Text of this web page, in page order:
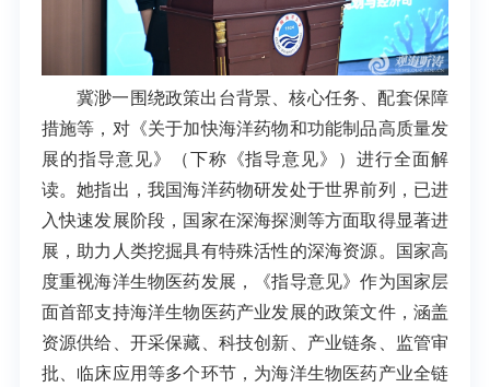
冀渺一围绕政策出台背景、核心任务、配套保障
措施等，对《关于加快海洋药物和功能制品高质量发
展的指导意见》（下称《指导意见》）进行全面解
读。她指出，我国海洋药物研发处于世界前列，已进
入快速发展阶段，国家在深海探测等方面取得显著进
展，助力人类挖掘具有特殊活性的深海资源。国家高
度重视海洋生物医药发展，《指导意见》作为国家层
面首部支持海洋生物医药产业发展的政策文件，涵盖
资源供给、开采保藏、科技创新、产业链条、监管审
批、临床应用等多个环节，为海洋生物医药产业全链